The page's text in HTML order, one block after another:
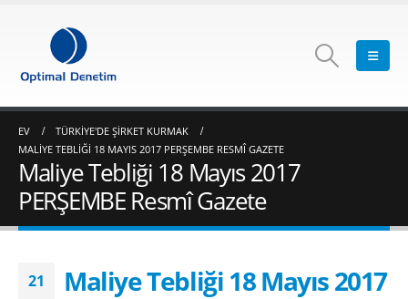
EV
TÜRKIYE'DE ŞIRKET KURMAK
MALIYE TEBLIĞI 18 MAYIS 2017 PERŞEMBE RESMÎ GAZETE
Maliye Tebliği 18 Mayıs 2017
PERŞEMBE Resmî Gazete
21
Maliye Tebliği 18 Mayıs 2017